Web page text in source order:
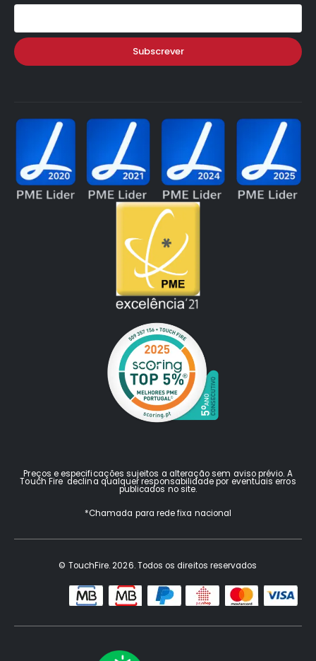
Subscrever
Preços e especificações sujeitos a alteração sem aviso prévio. A
Touch Fire declina qualquer responsabilidade por eventuais erros
publicados no site.
*Chamada para rede fixa nacional
© TouchFire. 2026. Todos os direitos reservados